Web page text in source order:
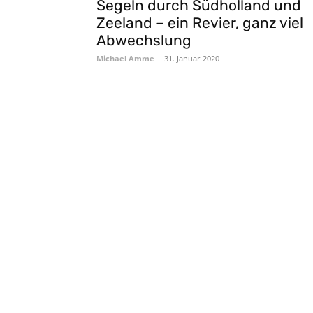
Segeln durch Südholland und
Zeeland – ein Revier, ganz viel
Abwechslung
Michael Amme - 31. Januar 2020